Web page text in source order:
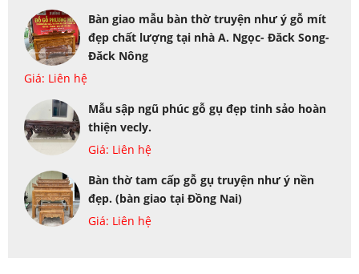
Bàn giao mẫu bàn thờ truyện như ý gỗ mít
đẹp chất lượng tại nhà A. Ngọc- Đăck Song-
Đăck Nông
Giá: Liên hệ
Mẫu sập ngũ phúc gỗ gụ đẹp tinh sảo hoàn
thiện vecly.
Giá: Liên hệ
Bàn thờ tam cấp gỗ gụ truyện như ý nền
đẹp. (bàn giao tại Đồng Nai)
Giá: Liên hệ